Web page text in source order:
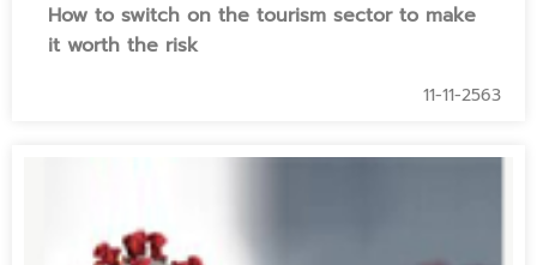
How to switch on the tourism sector to make
it worth the risk
11-11-2563